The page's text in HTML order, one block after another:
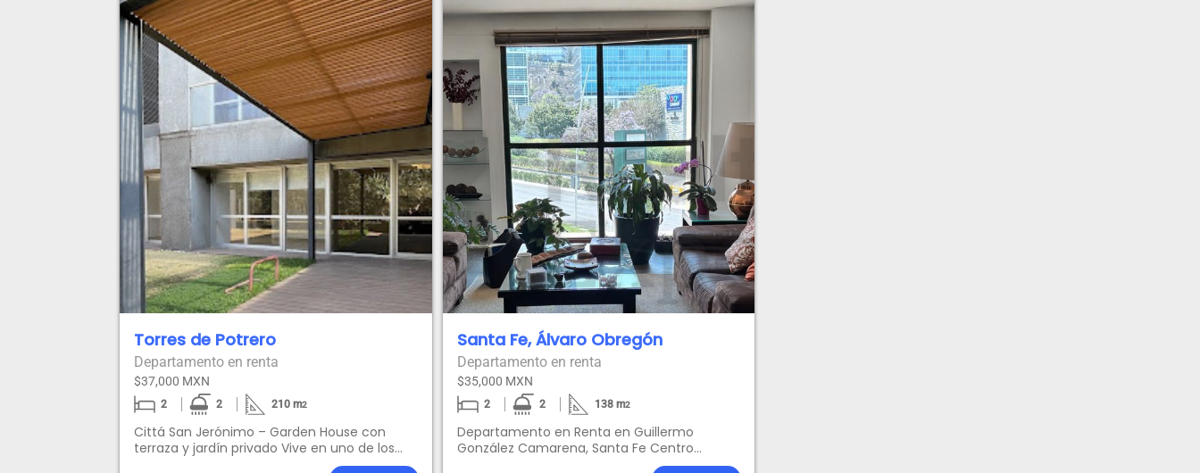
Torres de Potrero
Departamento en renta
$37,000 MXN
2 2 210m2
Cittá San Jerónimo – Garden House con
terraza y jardín privado Vive en uno de los
desarrollos más completos y exclusivos del
Santa Fe, Álvaro Obregón
Departamento en renta
$35,000 MXN
2 2 138 m2
Departamento en Renta en Guillermo
González Camarena, Santa Fe Centro
CiudadExcelente oportunidad de renta en un